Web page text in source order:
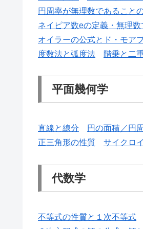
円周率が無理数であること
ネイピア数eの定義・無理
オイラーの公式とド・モア
度数法と弧度法
階乗と二
平面幾何学
直線と線分 円の面積／円
正三角形の性質
サイクロ
代数学
不等式の性質と１次不等式